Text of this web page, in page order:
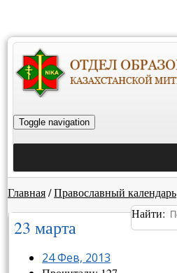
Toggle navigation
Главная/Православный календарь
Найти:
23 марта
24 Фев, 2013